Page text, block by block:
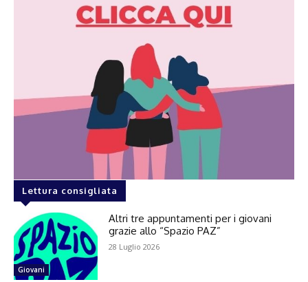
Lettura consigliata
Giovani
Altri tre appuntamenti per i giovani
grazie allo “Spazio PAZ”
28 Luglio 2026